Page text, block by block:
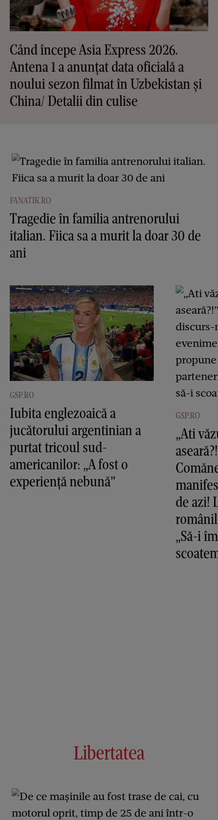
Când începe Asia Express 2026.
Antena 1 a anunțat data oficială a
noului sezon filmat în Uzbekistan și
China/ Detalii din culise
FANATIK.RO
Tragedie în familia antrenorului
italian. Fiica sa a murit la doar 30 de
ani
GSP.RO
Iubita englezoaică a
jucătorului argentinian a
purtat tricoul sud-
americanilor: „A fost o
experiență nebună”
GSP.RO
„Ati
de azi!
„Să-i
Libertatea